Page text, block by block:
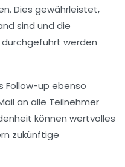
Dies gewährleistet,
sind und die
werden
Follow-up ebenso
an alle Teilnehmer
können wertvolles
zukünftige